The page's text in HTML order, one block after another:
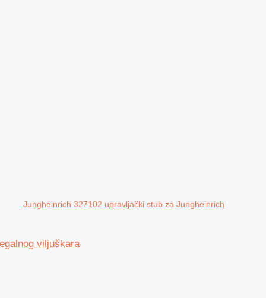
Jungheinrich 327102 upravljački stub za Jungheinrich
viljuškara